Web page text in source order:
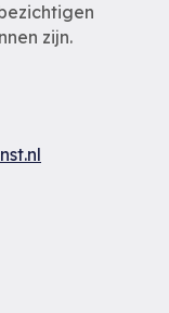
zijn.